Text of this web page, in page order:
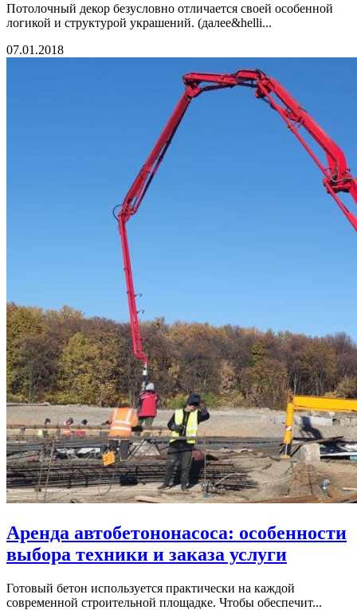
Потолочный декор безусловно отличается своей особенной
логикой и структурой украшений. (далее&helli...
07.01.2018
Аренда автобетононасоса: особенности
выбора техники и заказа услуги
Готовый бетон используется практически на каждой
современной строительной площадке. Чтобы обеспечит...